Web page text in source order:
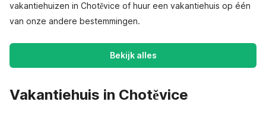
vakantiehuizen in Chotěvice of huur een vakantiehuis op één
van onze andere bestemmingen.
Bekijk alles
Vakantiehuis in Chotěvice